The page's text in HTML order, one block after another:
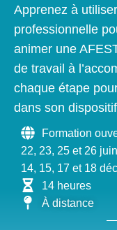
Apprenez à
professionnelle
animer une
de travail à
chaque étape
dans son
Formation
22, 23, 25 et 26
14, 15, 17 et 18
14 heures
À distance